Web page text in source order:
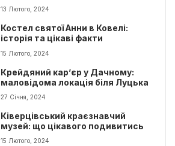
13 Лютого, 2024
Костел святої Анни в Ковелі:
історія та цікаві факти
15 Лютого, 2024
Крейдяний кар’єр у Дачному:
маловідома локація біля Луцька
27 Січня, 2024
Ківерцівський краєзнавчий
музей: що цікавого подивитись
15 Лютого, 2024